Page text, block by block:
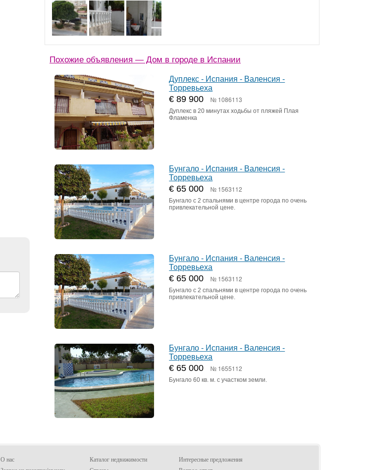
Похожие объявления — Дом в городе в Испании
Дуплекс - Испания - Валенсия -
Торревьеха
€ 89 900 № 1086113
Дуплекс в 20 минутах ходьбы от пляжей Плая
Фламенка
Бунгало - Испания - Валенсия -
Торревьеха
€ 65 000 № 1563112
Бунгало с 2 спальнями в центре города по очень
привлекательной цене.
Бунгало - Испания - Валенсия -
Торревьеха
€ 65 000 № 1563112
Бунгало с 2 спальнями в центре города по очень
привлекательной цене.
Бунгало - Испания - Валенсия -
Торревьеха
€ 65 000 № 1655112
Бунгало 60 кв. м. с участком земли.
О нас Каталог недвижимости
Интересные предложения